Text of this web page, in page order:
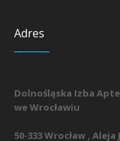
Adres
Dolnośląska Izba
we Wrocławiu
50-333 Wrocław ,